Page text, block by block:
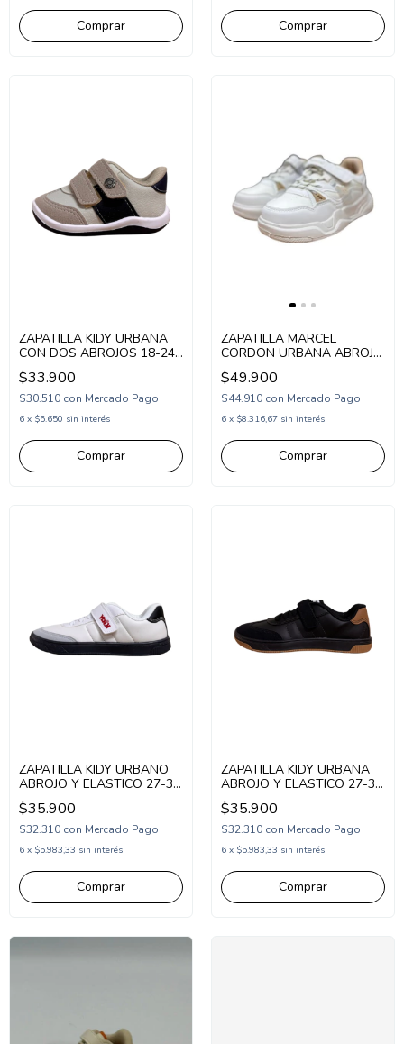
Comprar Comprar
ZAPATILLA KIDY URBANA
CON DOS ABROJOS 18-24
NATURAL (KD0640NA)
$33.900
$30.510 con Mercado Pago
6 x $5.650 sin interés
Comprar
ZAPATILLA MARCEL
CORDON URBANA ABROJO
SINTETICO 27-36 BLANCO
(MGENO/1BL)
$49.900
$44.910 con Mercado Pago
6 x $8.316,67 sin interés
Comprar
ZAPATILLA KIDY URBANO
ABROJO Y ELASTICO 27-33
BLANCO (KD1019/1BL)
$35.900
$32.310 con Mercado Pago
6 x $5.983,33 sin interés
Comprar
ZAPATILLA KIDY URBANA
ABROJO Y ELASTICO 27-33
NEGRO (KD1014/1N)
$35.900
$32.310 con Mercado Pago
6 x $5.983,33 sin interés
Comprar